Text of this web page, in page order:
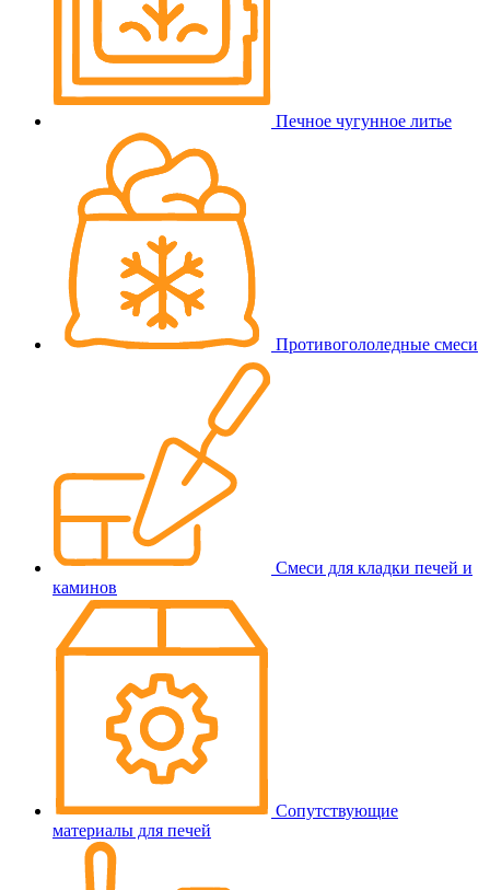
Печное чугунное литье
Противогололедные смеси
Смеси для кладки печей и
каминов
Сопутствующие
материалы для печей